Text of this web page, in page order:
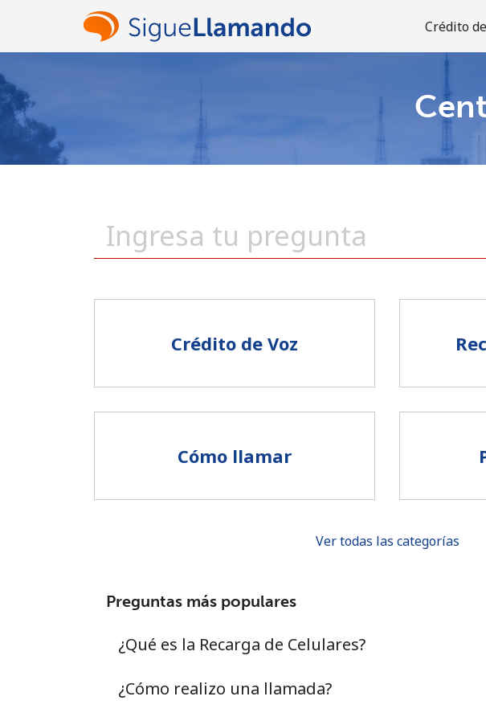
Crédito
Crédito de Voz
Cómo llamar
Ver todas las categorías
Preguntas más populares
¿Qué es la Recarga de Celulares?
¿Cómo realizo una llamada?